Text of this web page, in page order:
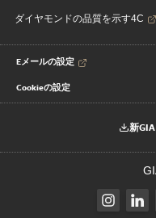
ダイヤモンドの品質を示す4C
Eメールの設定
Cookieの設定
新